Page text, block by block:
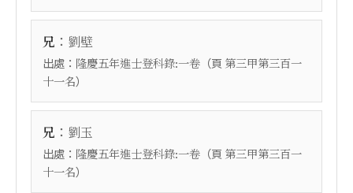
兄 ： 劉壁
出處： 隆慶五年進士登科錄:一卷 （頁 第三甲第三百一
十一名）
兄 ： 劉玉
出處： 隆慶五年進士登科錄:一卷 （頁 第三甲第三百一
十一名）